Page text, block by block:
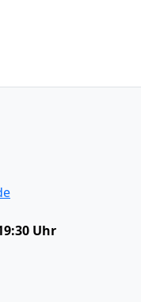
Uhr